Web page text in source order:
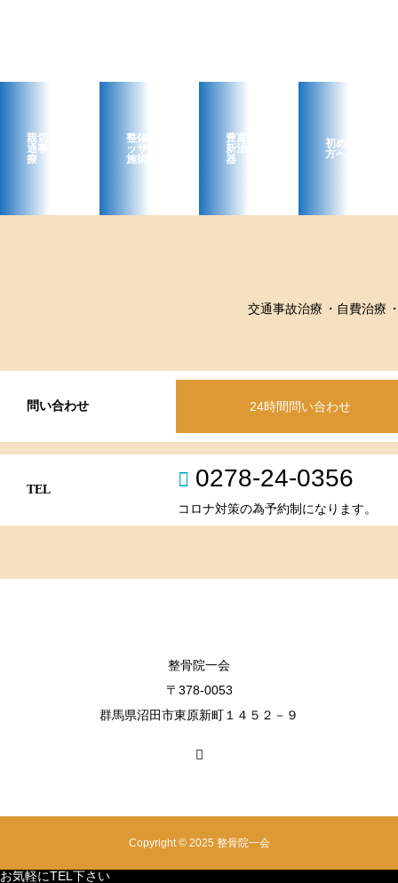
親切な交
通事故治
療
整体・マ
ッサージ
施術
豊富な最
新治療機
器
初めての
方へ
交通事故治療 自費治療
問い合わせ 24時間問い合わせ
TEL 0278-24-0356
コロナ対策の為予約制になります。
整骨院一会
〒378-0053
群馬県沼田市東原新町１４５２－９
Copyright © 2025 整骨院一会
お気軽にTEL下さい